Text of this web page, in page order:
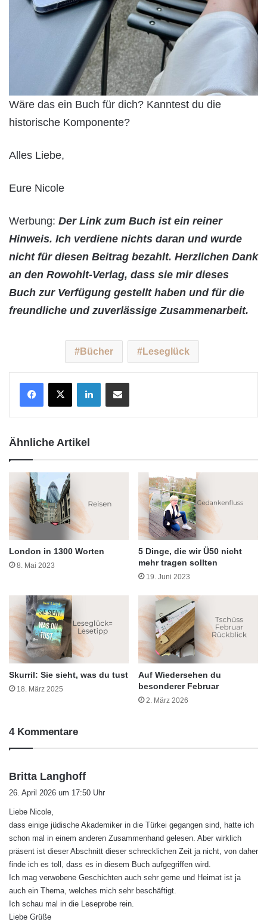
Wäre das ein Buch für dich? Kanntest du die
historische Komponente?
Alles Liebe,
Eure Nicole
Werbung: Der Link zum Buch ist ein reiner
Hinweis. Ich verdiene nichts daran und wurde
nicht für diesen Beitrag bezahlt. Herzlichen Dank
an den Rowohlt-Verlag, dass sie mir dieses
Buch zur Verfügung gestellt haben und für die
freundliche und zuverlässige Zusammenarbeit.
Bücher Leseglück
LinkedInTeile per E-Mail
Ähnliche Artikel
London in 1300 Worten
8. Mai 2023
5 Dinge, die wir Ü50 nicht
mehr tragen sollten
19. Juni 2023
Skurril: Sie sieht, was du tust
18. März 2025
Auf Wiedersehen du
besonderer Februar
2. März 2026
4 Kommentare
Britta Langhoff
:
26. April 2026 um 17:50 Uhr
Liebe Nicole,
dass einige jüdische Akademiker in die Türkei gegangen sind, hatte ich
schon mal in einem anderen Zusammenhand gelesen. Aber wirklich
präsent ist dieser Abschnitt dieser schrecklichen Zeit ja nicht, von daher
finde ich es toll, dass es in diesem Buch aufgegriffen wird.
Ich mag verwobene Geschichten auch sehr gerne und Heimat ist ja
auch ein Thema, welches mich sehr beschäftigt.
Ich schau mal in die Leseprobe rein.
Liebe Grüße